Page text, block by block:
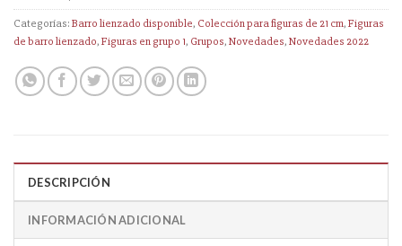
Categorías:Barro lienzado disponible, Colección para figuras de 21 cm,Figuras
de barro lienzado,Figuras en grupo 1, Grupos,Novedades,Novedades 2022
DESCRIPCIÓN
INFORMACIÓN ADICIONAL